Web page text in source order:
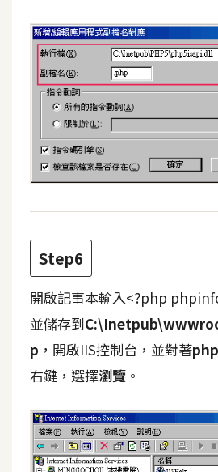
Step6
開啟記事本輸入<?php
並儲存到
p ，開啟IIS控制台，並對著
右鍵，選擇瀏覽 。